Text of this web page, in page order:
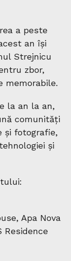
a peste
an își
Strejnicu
zbor,
memorabile.
la an la an,
comunități
și fotografie,
și
Apa Nova
Residence